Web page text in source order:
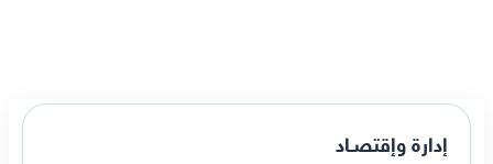
إدارة وإقتصـاد